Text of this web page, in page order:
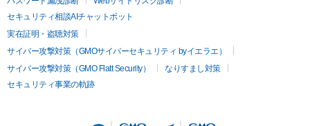
セキュリティ相談AIチャットボット
実在証明・盗聴対策
サイバー攻撃対策（GMOサイバーセキュリティ byイエラエ）
サイバー攻撃対策（GMO Flatt Security）
なりすまし対策
セキュリティ事業の軌跡